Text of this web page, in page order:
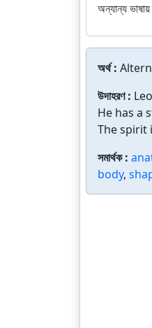
অন্যান্য
অর্থ :
উদাহরণ :
He has a
The spirit
সমার্থক :
body,